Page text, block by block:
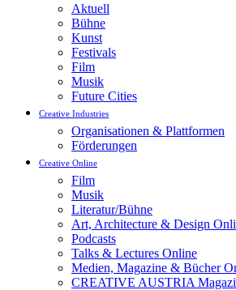
Aktuell
Bühne
Kunst
Festivals
Film
Musik
Future Cities
Creative Industries
Organisationen & Plattformen
Förderungen
Creative Online
Film
Musik
Literatur/Bühne
Art, Architecture & Design
Podcasts
Talks & Lectures Online
Medien, Magazine & Bücher
CREATIVE AUSTRIA